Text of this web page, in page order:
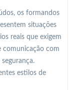
os formandos
situações
reais que exigem
comunicação com
estilos de